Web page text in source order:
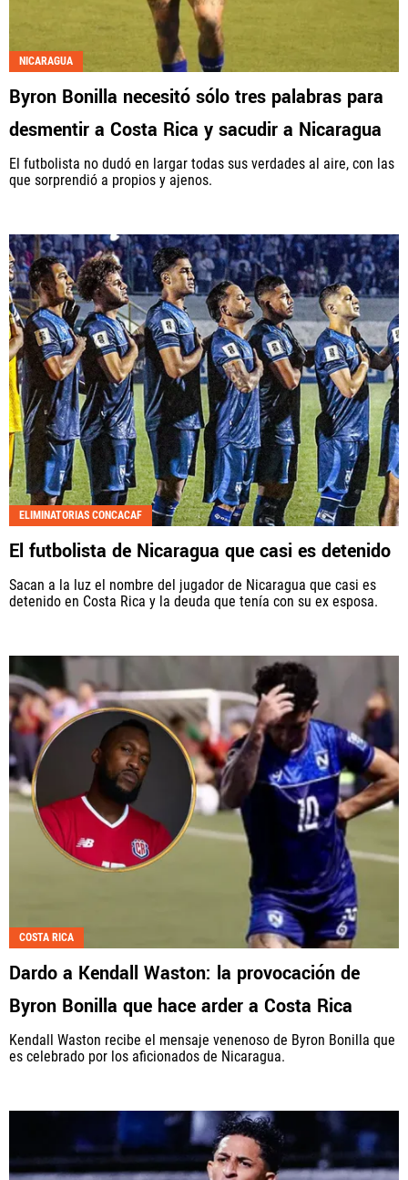
NICARAGUA
Byron Bonilla necesitó sólo tres palabras para
desmentir a Costa Rica y sacudir a Nicaragua
El futbolista no dudó en largar todas sus verdades al aire, con las
que sorprendió a propios y ajenos.
ELIMINATORIAS CONCACAF
El futbolista de Nicaragua que casi es detenido
Sacan a la luz el nombre del jugador de Nicaragua que casi es
detenido en Costa Rica y la deuda que tenía con su ex esposa.
COSTA RICA
Dardo a Kendall Waston: la provocación de
Byron Bonilla que hace arder a Costa Rica
Kendall Waston recibe el mensaje venenoso de Byron Bonilla que
es celebrado por los aficionados de Nicaragua.